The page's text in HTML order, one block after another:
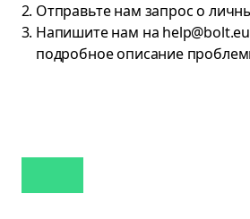
Отправьте нам запрос о
Напишите нам на help@bolt.eu
подробное описание